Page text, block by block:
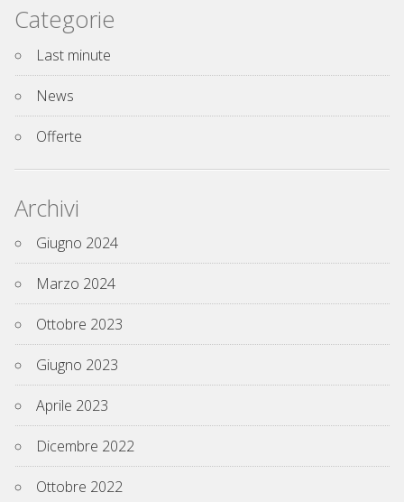
Categorie
Last minute
News
Offerte
Archivi
Giugno 2024
Marzo 2024
Ottobre 2023
Giugno 2023
Aprile 2023
Dicembre 2022
Ottobre 2022